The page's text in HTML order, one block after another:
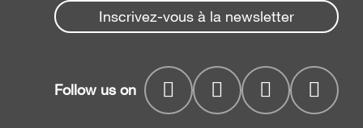
Inscrivez-vous à la newsletter
Follow us on